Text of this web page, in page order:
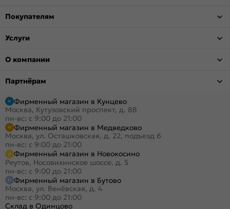
Покупателям
Услуги
О компании
Партнёрам
Фирменный магазин в Кунцево
Москва, Кутузовский проспект, д. 88
пн-вс: с 9:00 до 21:00
Фирменный магазин в Медведково
Москва, ул. Осташковская, д. 22, подъезд 6
пн-вс: с 9:00 до 21:00
Фирменный магазин в Новокосино
Реутов, Носовихинское шоссе, д. 5
пн-вс: с 9:00 до 21:00
Фирменный магазин в Бутово
Москва, ул. Венёвская, д. 4
пн-вс: с 9:00 до 21:00
Склад в Одинцово